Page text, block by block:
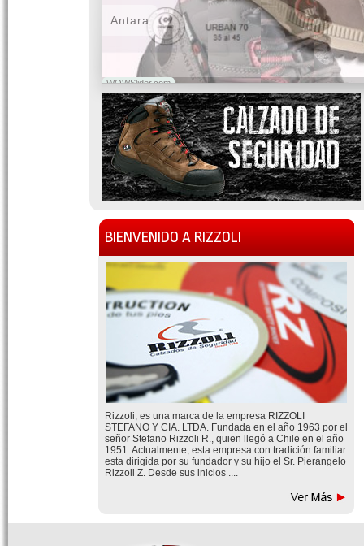
WOWSlider.com
Antara
BIENVENIDO A RIZZOLI
Rizzoli, es una marca de la empresa RIZZOLI
STEFANO Y CIA. LTDA. Fundada en el año 1963 por el
señor Stefano Rizzoli R., quien llegó a Chile en el año
1951. Actualmente, esta empresa con tradición familiar
esta dirigida por su fundador y su hijo el Sr. Pierangelo
Rizzoli Z. Desde sus inicios ....